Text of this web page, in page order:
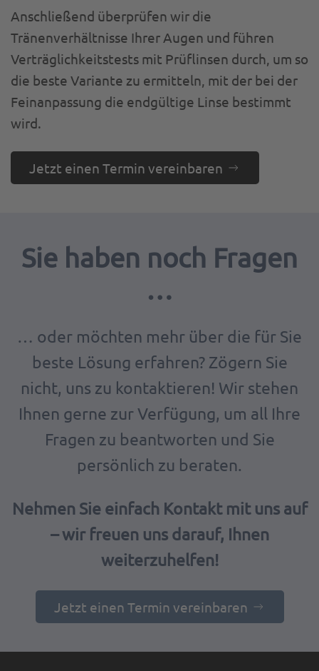
Anschließend überprüfen wir die
Tränenverhältnisse Ihrer Augen und führen
Verträglichkeitstests mit Prüflinsen durch, um so
die beste Variante zu ermitteln, mit der bei der
Feinanpassung die endgültige Linse bestimmt
wird.
Jetzt einen Termin vereinbaren
Sie haben noch Fragen
…
… oder möchten mehr über die für Sie
beste Lösung erfahren? Zögern Sie
nicht, uns zu kontaktieren! Wir stehen
Ihnen gerne zur Verfügung, um all Ihre
Fragen zu beantworten und Sie
persönlich zu beraten.
Nehmen Sie einfach Kontakt mit uns auf
– wir freuen uns darauf, Ihnen
weiterzuhelfen!
Jetzt einen Termin vereinbaren